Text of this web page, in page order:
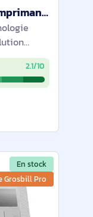
Epson EcoTank ET-18100 imprimante photo Jet d'encre 5760 x 1440 DPI Wifi - C11CK38401
Noir
2.1/10
En stock
Grosbill Pro